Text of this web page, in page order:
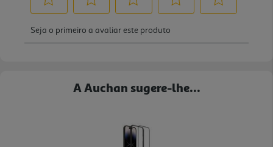
A Auchan sugere-lhe...